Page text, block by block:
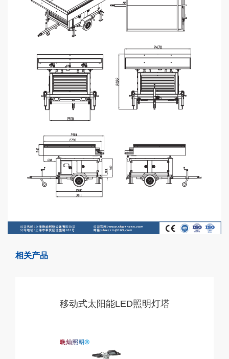
相关产品
移动式太阳能LED照明灯塔